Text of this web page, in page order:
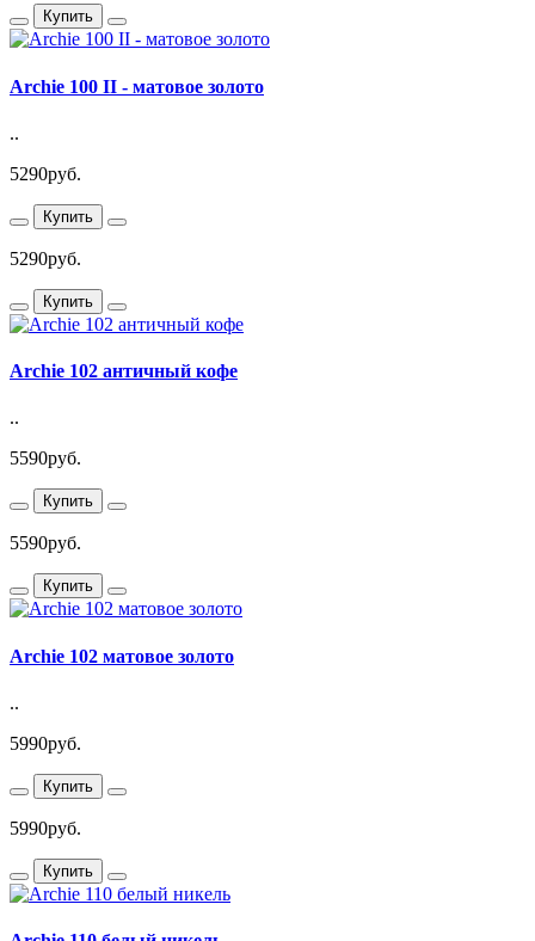
Купить
Archie 100 II - матовое золото
..
5290руб.
Купить
5290руб.
Купить
Archie 102 античный кофе
..
5590руб.
Купить
5590руб.
Купить
Archie 102 матовое золото
..
5990руб.
Купить
5990руб.
Купить